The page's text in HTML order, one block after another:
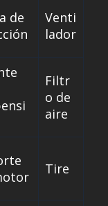
de
Venti
lador
Filtr
o de
aire
Tire